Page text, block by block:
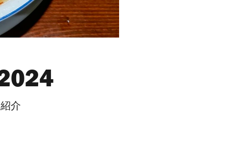
介